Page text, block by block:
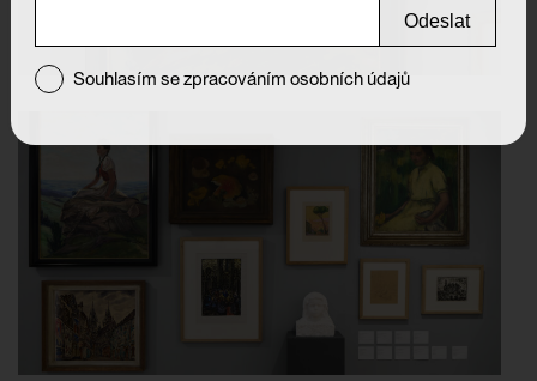
Odeslat
Souhlasím se zpracováním osobních údajů